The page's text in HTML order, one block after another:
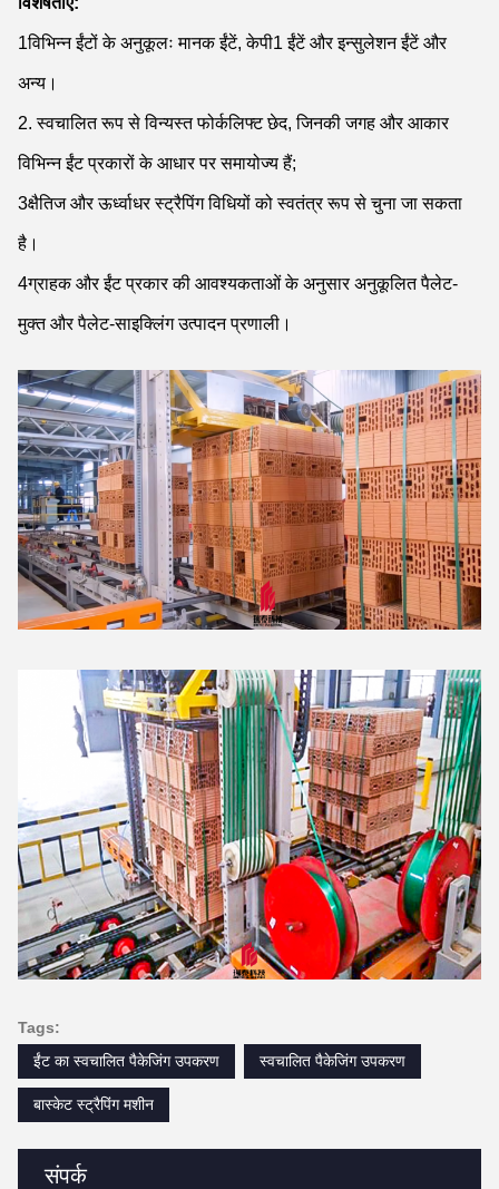
संपर्क
1विभिन्न ईंटों के अनुकूलः मानक ईंटें, केपी1 ईंटें और इन्सुलेशन ईंटें और
अन्य।
2. स्वचालित रूप से विन्यस्त फोर्कलिफ्ट छेद, जिनकी जगह और आकार
विभिन्न ईंट प्रकारों के आधार पर समायोज्य हैं;
3क्षैतिज और ऊर्ध्वाधर स्ट्रैपिंग विधियों को स्वतंत्र रूप से चुना जा सकता
है।
4ग्राहक और ईंट प्रकार की आवश्यकताओं के अनुसार अनुकूलित पैलेट-
मुक्त और पैलेट-साइक्लिंग उत्पादन प्रणाली।
Tags:
ईंट का स्वचालित पैकेजिंग उपकरण
स्वचालित पैकेजिंग उपकरण
बास्केट स्ट्रैपिंग मशीन